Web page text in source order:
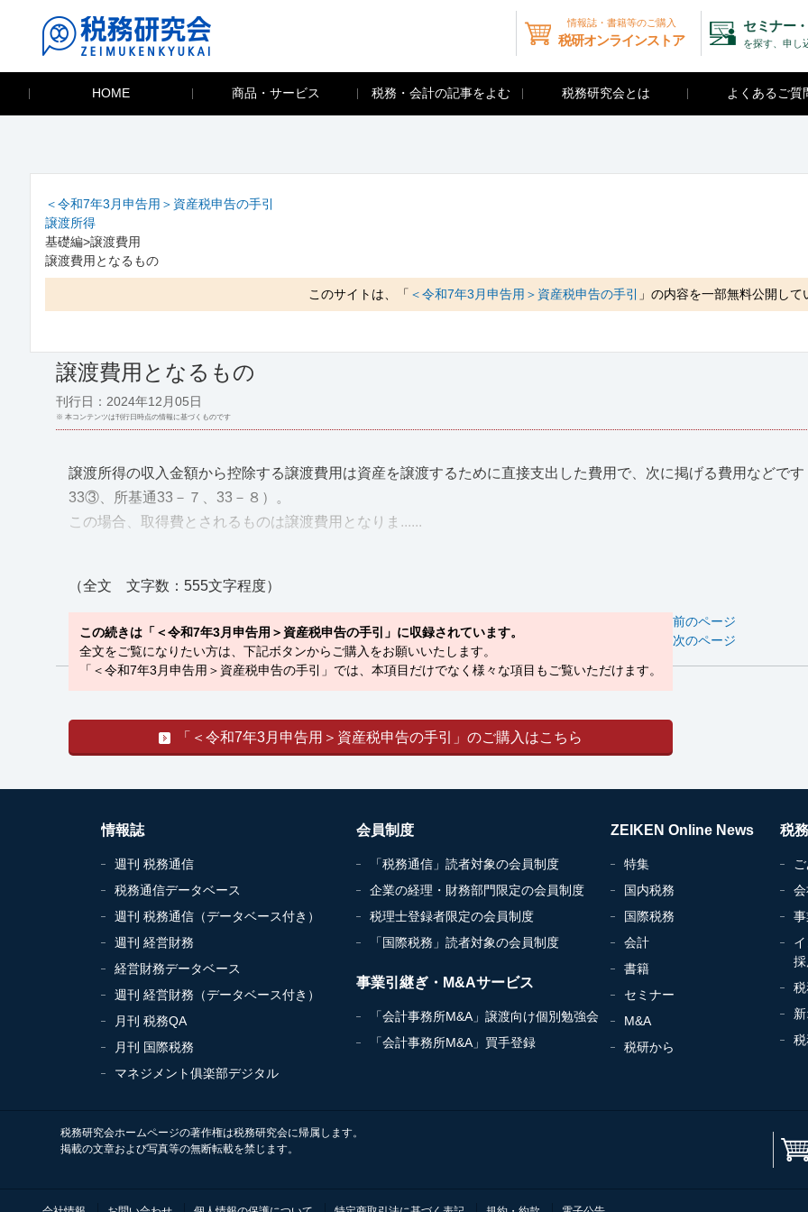
情報誌・書籍等のご購入
税研オンラインストア
セミナー
を探す、申し
HOME 商品・サービス 税務・会計の記事をよむ 税務研究会とは よくあるご質
＜令和7年3月申告用＞資産税申告の手引
譲渡所得
基礎編>譲渡費用
譲渡費用となるもの
このサイトは、「 ＜令和7年3月申告用＞資産税申告の手引 」の内容を一部無料公開し
譲渡費用となるもの
刊行日：2024年12月05日
※ 本コンテンツは刊行日時点の情報に基づくものです
譲渡所得の収入金額から控除する譲渡費用は資産を譲渡するために直接支出した費用で、次に掲げる費用などで
33③、所基通33－７、33－８）。
この場合、取得費とされるものは譲渡費用となりま......
（全文 文字数：555文字程度）
この続きは「＜令和7年3月申告用＞資産税申告の手引」に収録されています。
全文をご覧になりたい方は、下記ボタンからご購入をお願いいたします。
「＜令和7年3月申告用＞資産税申告の手引」では、本項目だけでなく様々な項目もご覧いただけます。
「＜令和7年3月申告用＞資産税申告の手引」のご購入はこちら
前のページ
次のページ
情報誌
週刊 税務通信
税務通信データベース
週刊 税務通信（データベース付き）
週刊 経営財務
経営財務データベース
週刊 経営財務（データベース付き）
月刊 税務QA
月刊 国際税務
マネジメント俱楽部デジタル
会員制度
「税務通信」読者対象の会員制度
企業の経理・財務部門限定の会員制度
税理士登録者限定の会員制度
「国際税務」読者対象の会員制度
事業引継ぎ・M&Aサービス
「会計事務所M&A」譲渡向け個別勉強会
「会計事務所M&A」買手登録
ZEIKEN Online News
特集
国内税務
国際税務
会計
書籍
セミナー
M&A
税研から
税
税務研究会ホームページの著作権は税務研究会に帰属します。
掲載の文章および写真等の無断転載を禁じます。